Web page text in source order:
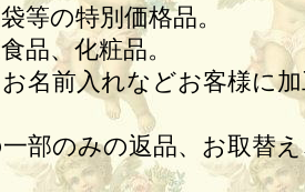
等の特別価格品。
品、化粧品。
名前入れなどお客様に
部のみの返品、お取替